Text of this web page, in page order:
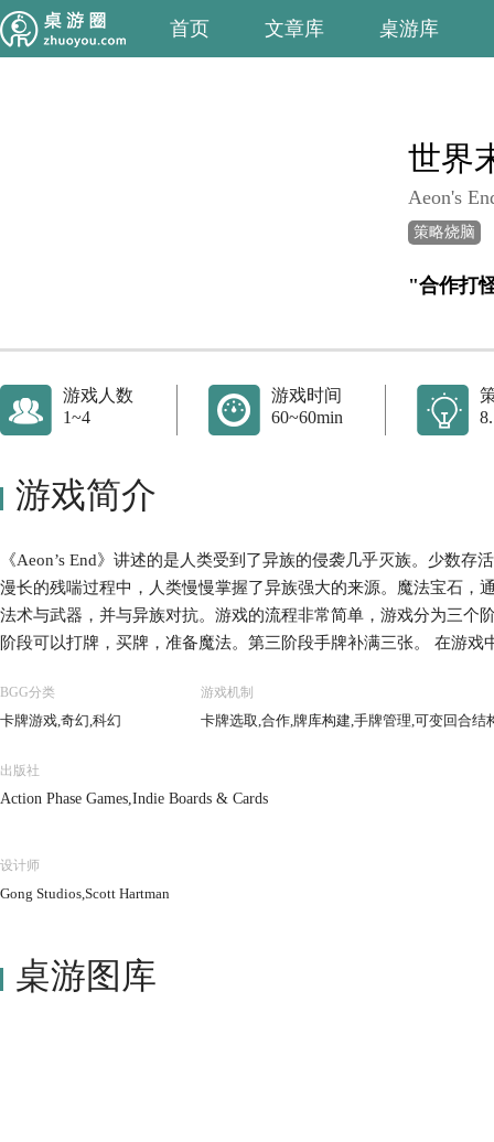
首页 文章库 桌游库
世界
Aeon's
策略烧脑
"合作打
游戏人数
1~4
游戏时间
60~60min
游戏简介
《Aeon’s End》讲述的是人类受到了异族的侵袭几乎灭族。少数存
漫长的残喘过程中，人类慢慢掌握了异族强大的来源。魔法宝石，
法术与武器，并与异族对抗。游戏的流程非常简单，游戏分为三个
阶段可以打牌，买牌，准备魔法。第三阶段手牌补满三张。 在游
商量选不同的角色，因为角色是有角色能力的！
BGG分类
卡牌游戏,奇幻,科幻
游戏机制
卡牌选取,合作,牌库构建,手牌管理,可变回合结
出版社
Action Phase Games,Indie Boards & Cards
设计师
Gong Studios,Scott Hartman
桌游图库